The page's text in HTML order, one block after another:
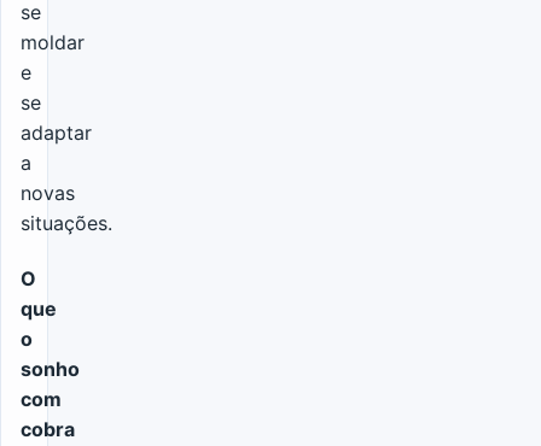
se
moldar
e
se
adaptar
a
novas
situações.
O
que
o
sonho
com
cobra